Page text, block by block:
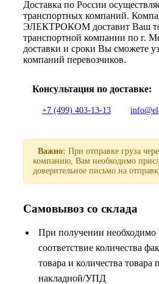
Доставка по России
транспортных компаний.
ЭЛЕКТРОКОМ доставит Ваш
транспортной компании по г.
доставки и сроки Вы сможете
компаний перевозчиков.
Консультация по доставке:
+7 (499) 403-13-13
Важно: При отправке груза
компанию, Вам необходимо
доверительное письмо на
Самовывоз со склада
При получении необходимо
соответствие количества
товара и количества товара
накладной/УПД